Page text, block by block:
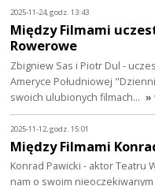
2025-11-24, godz. 13:43
Między Filmami
Rowerowe
Zbigniew Sas i Piotr Dul -
Ameryce Południowej
swoich ulubionych filmach… »
2025-11-12, godz. 15:01
Między Filmami
Konrad Pawicki - aktor Teatru
nam o swoim